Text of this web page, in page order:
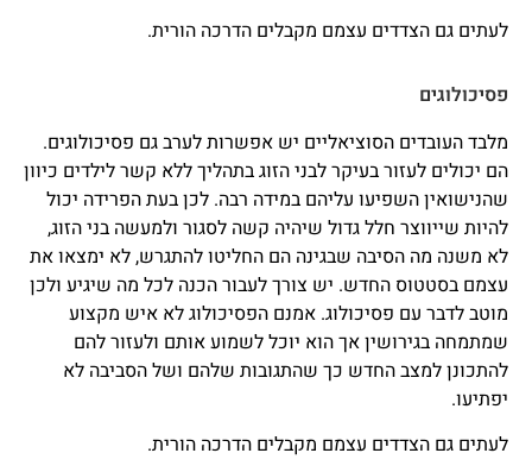
לעתים גם הצדדים עצמם מקבלים הדרכה הורית.
פסיכולוגים
מלבד העובדים הסוציאליים יש אפשרות לערב גם פסיכולוגים.
הם יכולים לעזור בעיקר לבני הזוג בתהליך ללא קשר לילדים כיוון
שהנישואין השפיעו עליהם במידה רבה. לכן בעת הפרידה יכול
להיות שייווצר חלל גדול שיהיה קשה לסגור ולמעשה בני הזוג,
לא משנה מה הסיבה שבגינה הם החליטו להתגרש, לא ימצאו את
עצמם בסטטוס החדש. יש צורך לעבור הכנה לכל מה שיגיע ולכן
מוטב לדבר עם פסיכולוג. אמנם הפסיכולוג לא איש מקצוע
שמתמחה בגירושין אך הוא יוכל לשמוע אותם ולעזור להם
להתכונן למצב החדש כך שהתגובות שלהם ושל הסביבה לא
יפתיעו.
לעתים גם הצדדים עצמם מקבלים הדרכה הורית.